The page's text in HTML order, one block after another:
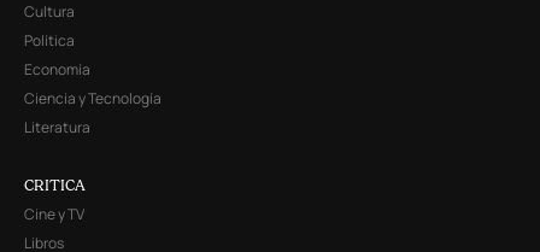
Cultura
Política
Economía
Ciencia y Tecnología
Literatura
CRITICA
Cine y TV
Libros